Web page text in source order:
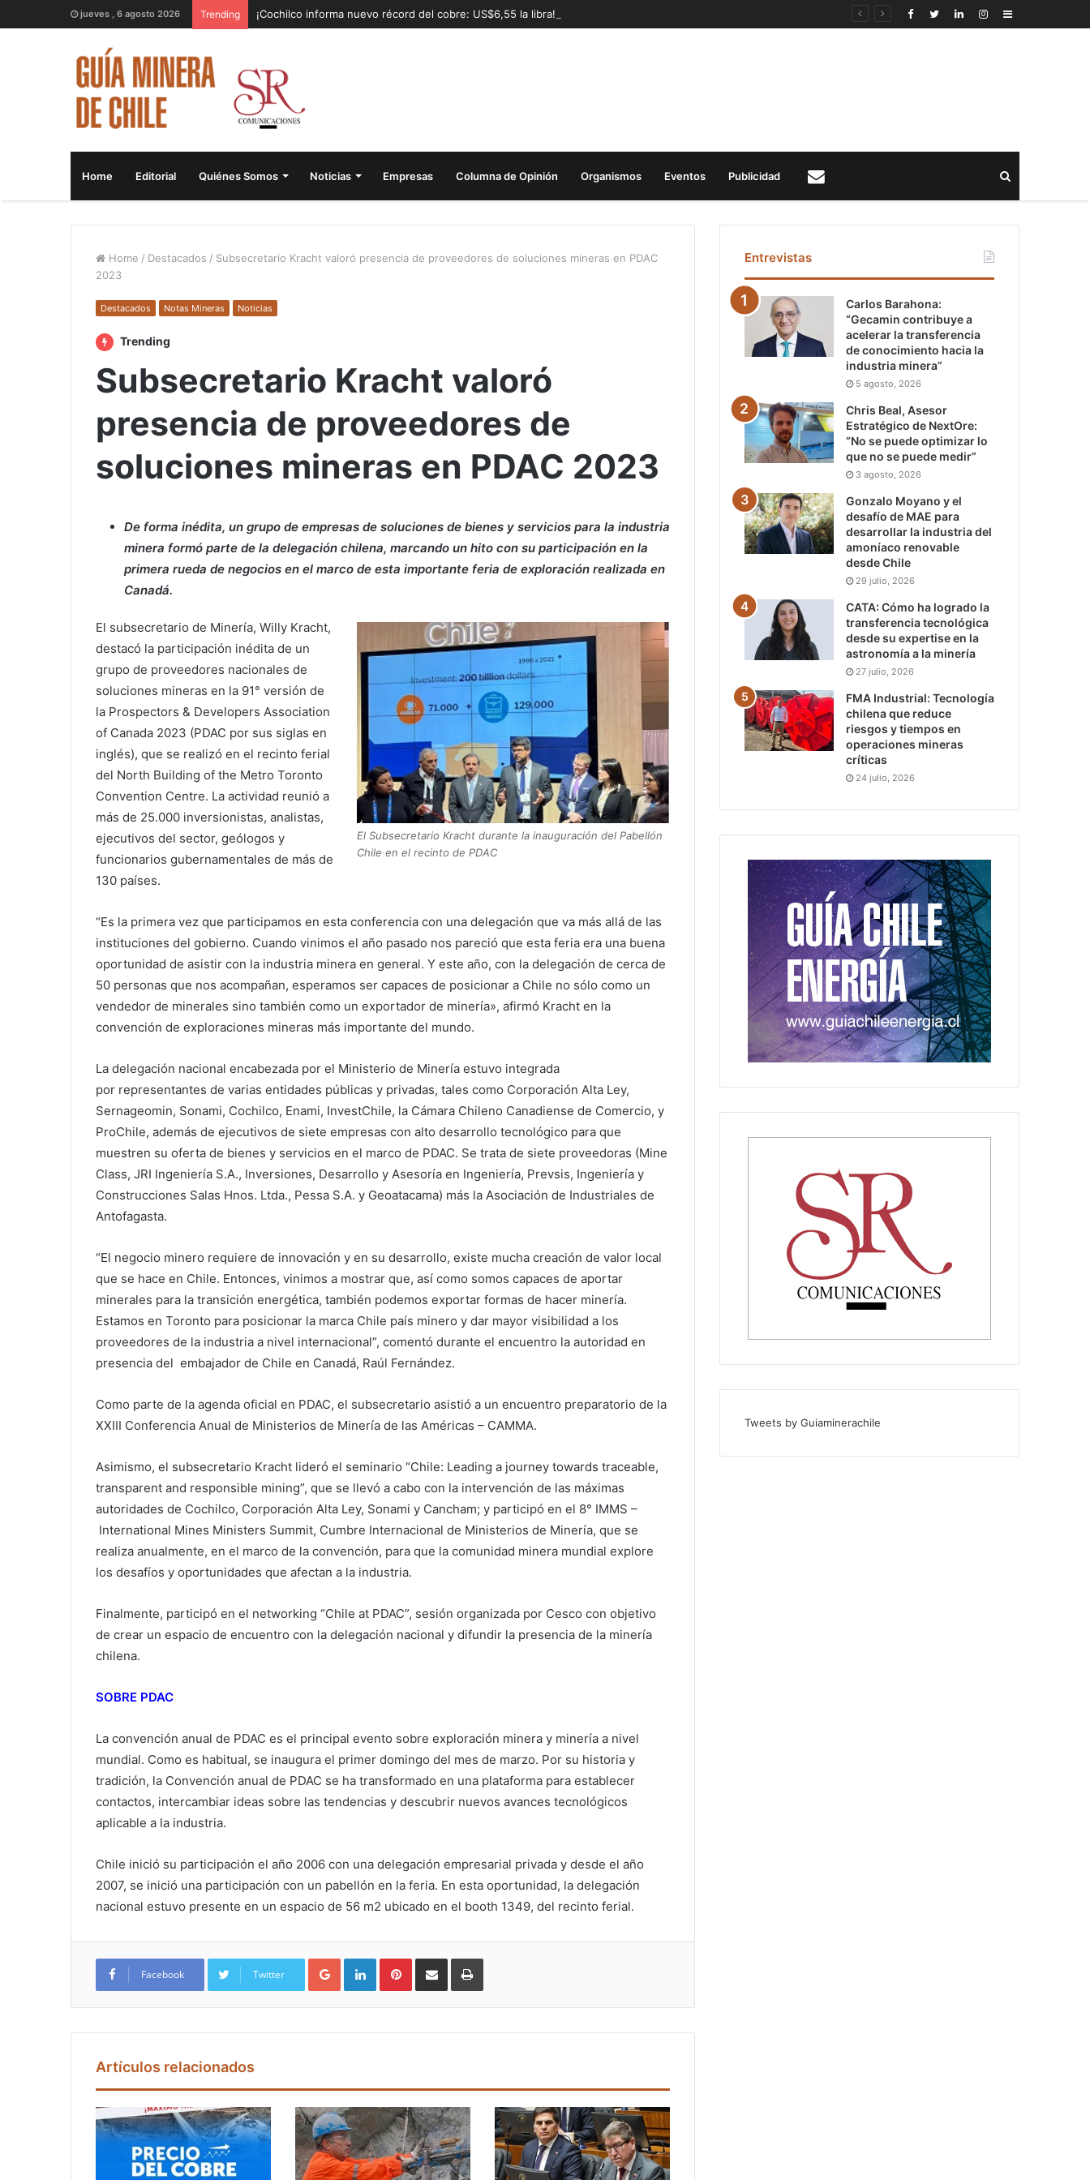
jueves , 6 agosto 2026 Trending ¡Cochilco informa nuevo récord del cobre: US$6,55 la libra! Sidebar
Home Editorial Quiénes Somos Noticias Empresas Columna de Opinión Organismos Eventos Publicidad
Home / Destacados / Subsecretario Kracht valoró presencia de proveedores de soluciones mineras en PDAC
2023
Destacados Notas Mineras Noticias
Trending
Subsecretario Kracht valoró
presencia de proveedores de
soluciones mineras en PDAC 2023
De forma inédita, un grupo de empresas de soluciones de bienes y servicios para la industria
minera formó parte de la delegación chilena, marcando un hito con su participación en la
primera rueda de negocios en el marco de esta importante feria de exploración realizada en
Canadá.
El Subsecretario Kracht durante la inauguración del Pabellón
Chile en el recinto de PDAC
El subsecretario de Minería, Willy Kracht,
destacó la participación inédita de un
grupo de proveedores nacionales de
soluciones mineras en la 91° versión de
la Prospectors & Developers Association
of Canada 2023 (PDAC por sus siglas en
inglés), que se realizó en el recinto ferial
del North Building of the Metro Toronto
Convention Centre. La actividad reunió a
más de 25.000 inversionistas, analistas,
ejecutivos del sector, geólogos y
funcionarios gubernamentales de más de
130 países.
“Es la primera vez que participamos en esta conferencia con una delegación que va más allá de las
instituciones del gobierno. Cuando vinimos el año pasado nos pareció que esta feria era una buena
oportunidad de asistir con la industria minera en general. Y este año, con la delegación de cerca de
50 personas que nos acompañan, esperamos ser capaces de posicionar a Chile no sólo como un
vendedor de minerales sino también como un exportador de minería», afirmó Kracht en la
convención de exploraciones mineras más importante del mundo.
La delegación nacional encabezada por el Ministerio de Minería estuvo integrada
por representantes de varias entidades públicas y privadas, tales como Corporación Alta Ley,
Sernageomin, Sonami, Cochilco, Enami, InvestChile, la Cámara Chileno Canadiense de Comercio, y
ProChile, además de ejecutivos de siete empresas con alto desarrollo tecnológico para que
muestren su oferta de bienes y servicios en el marco de PDAC. Se trata de siete proveedoras (Mine
Class, JRI Ingeniería S.A., Inversiones, Desarrollo y Asesoría en Ingeniería, Prevsis, Ingeniería y
Construcciones Salas Hnos. Ltda., Pessa S.A. y Geoatacama) más la Asociación de Industriales de
Antofagasta.
“El negocio minero requiere de innovación y en su desarrollo, existe mucha creación de valor local
que se hace en Chile. Entonces, vinimos a mostrar que, así como somos capaces de aportar
minerales para la transición energética, también podemos exportar formas de hacer minería.
Estamos en Toronto para posicionar la marca Chile país minero y dar mayor visibilidad a los
proveedores de la industria a nivel internacional”, comentó durante el encuentro la autoridad en
presencia del embajador de Chile en Canadá, Raúl Fernández.
Como parte de la agenda oficial en PDAC, el subsecretario asistió a un encuentro preparatorio de la
XXIII Conferencia Anual de Ministerios de Minería de las Américas – CAMMA.
Asimismo, el subsecretario Kracht lideró el seminario “Chile: Leading a journey towards traceable,
transparent and responsible mining”, que se llevó a cabo con la intervención de las máximas
autoridades de Cochilco, Corporación Alta Ley, Sonami y Cancham; y participó en el 8° IMMS –
International Mines Ministers Summit, Cumbre Internacional de Ministerios de Minería, que se
realiza anualmente, en el marco de la convención, para que la comunidad minera mundial explore
los desafíos y oportunidades que afectan a la industria.
Finalmente, participó en el networking “Chile at PDAC”, sesión organizada por Cesco con objetivo
de crear un espacio de encuentro con la delegación nacional y difundir la presencia de la minería
chilena.
SOBRE PDAC
La convención anual de PDAC es el principal evento sobre exploración minera y minería a nivel
mundial. Como es habitual, se inaugura el primer domingo del mes de marzo. Por su historia y
tradición, la Convención anual de PDAC se ha transformado en una plataforma para establecer
contactos, intercambiar ideas sobre las tendencias y descubrir nuevos avances tecnológicos
aplicable a la industria.
Chile inició su participación el año 2006 con una delegación empresarial privada y desde el año
2007, se inició una participación con un pabellón en la feria. En esta oportunidad, la delegación
nacional estuvo presente en un espacio de 56 m2 ubicado en el booth 1349, del recinto ferial.
Facebook Twitter
Google+ LinkedIn Pinterest
Artículos relacionados
Entrevistas
Carlos Barahona:
“Gecamin contribuye a
acelerar la transferencia
de conocimiento hacia la
industria minera”
5 agosto, 2026
Chris Beal, Asesor
Estratégico de NextOre:
“No se puede optimizar lo
que no se puede medir”
3 agosto, 2026
Gonzalo Moyano y el
desafío de MAE para
desarrollar la industria del
amoníaco renovable
desde Chile
29 julio, 2026
CATA: Cómo ha logrado la
transferencia tecnológica
desde su expertise en la
astronomía a la minería
27 julio, 2026
FMA Industrial: Tecnología
chilena que reduce
riesgos y tiempos en
operaciones mineras
críticas
24 julio, 2026
Tweets by Guiaminerachile